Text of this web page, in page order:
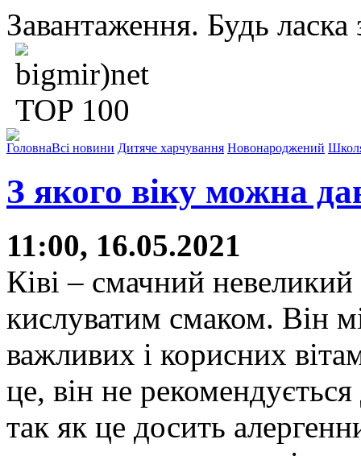
Завантаження. Будь ласка
ГоловнаВсі новини Дитяче харчування Новонароджений
З якого віку можна
11:00, 16.05.2021
Ківі – смачний
кислуватим смаком. Він
важливих і корисних
це, він не
так як це досить